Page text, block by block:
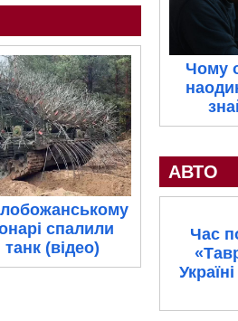
спалили
(відео)
Чому
АВТО
Час